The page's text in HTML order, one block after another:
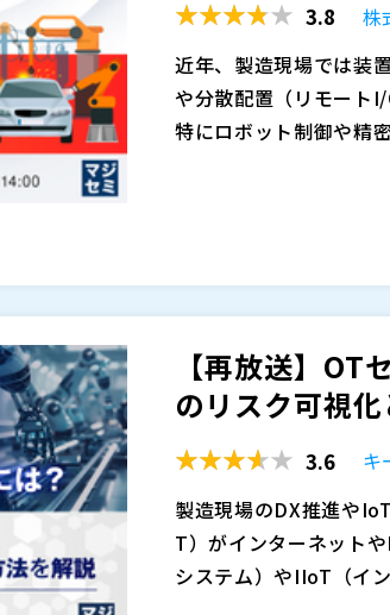
3.8
株
近年、製造現場では装
や分散配置（リモートI/
特にロボット制御や精
しかしながら、高精度
まり、必要以上に高
ない場合、「性能に
しまうことがあります。
のためにコストが想定
ず、配線が複雑化」 と
今、求められているの
いい」選択肢です。
【再放送】
のリスク可視
3.6
キ
製造現場のDX推進や
T）がインターネット
システム）やIIoT（イ